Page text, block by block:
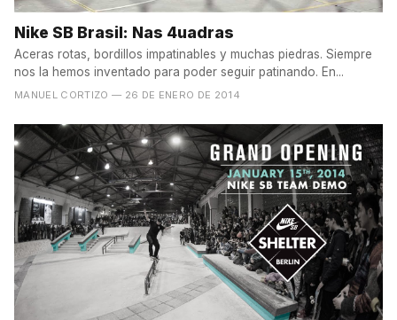
Nike SB Brasil: Nas 4uadras
Aceras rotas, bordillos impatinables y muchas piedras. Siempre
nos la hemos inventado para poder seguir patinando. En...
MANUEL CORTIZO — 26 DE ENERO DE 2014